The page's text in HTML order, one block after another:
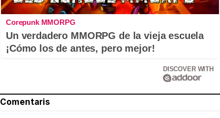
Corepunk MMORPG
Un verdadero MMORPG de la vieja escuela
¡Cómo los de antes, pero mejor!
DISCOVER WITH
Comentaris